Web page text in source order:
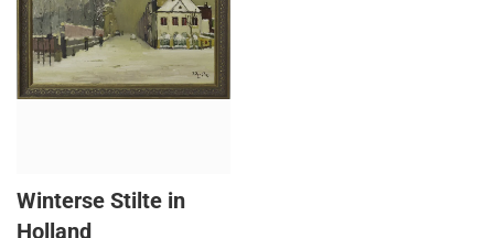
Winterse Stilte in
Holland